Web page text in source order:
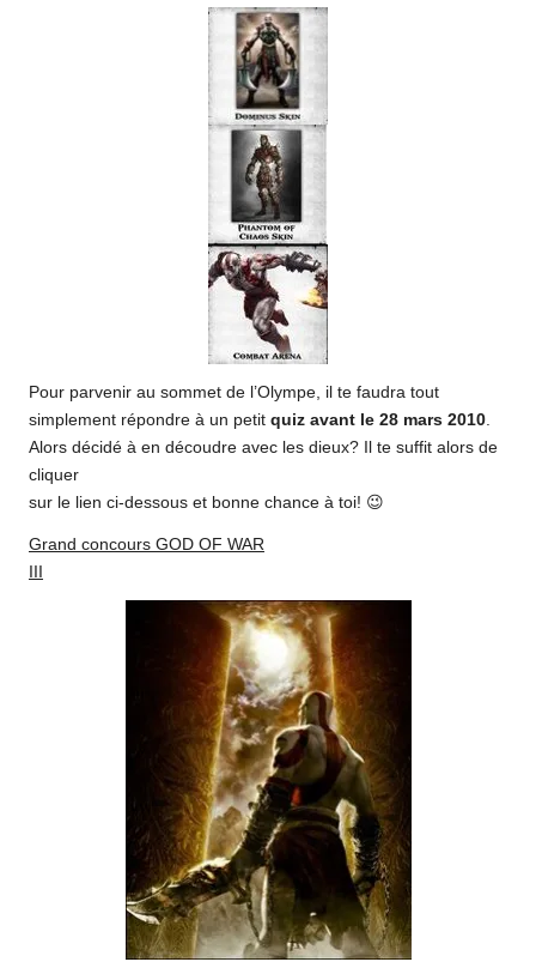
Pour parvenir au sommet de l’Olympe, il te faudra tout
simplement répondre à un petit quiz avant le 28 mars 2010.
Alors décidé à en découdre avec les dieux? Il te suffit alors de
cliquer
sur le lien ci-dessous et bonne chance à toi! 😉
Grand concours GOD OF WAR